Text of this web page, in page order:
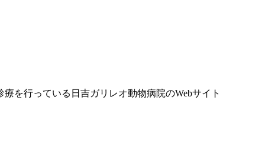
を行っている日吉ガリレオ動物病院のWebサイト